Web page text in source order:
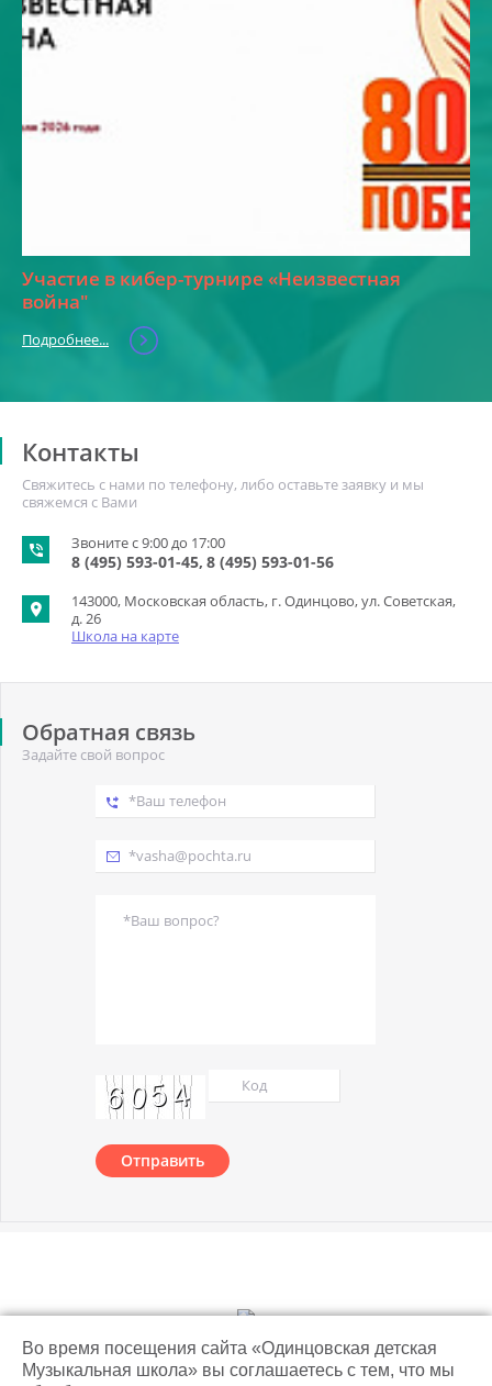
Участие в кибер-турнире «Неизвестная
война"
Подробнее...
Контакты
Свяжитесь с нами по телефону, либо оставьте заявку и мы
свяжемся с Вами
Звоните с 9:00 до 17:00
8 (495) 593-01-45 8 (495) 593-01-56
143000, Московская область, г. Одинцово, ул. Советская,
д. 26
Школа на карте
Обратная связь
Задайте свой вопрос
Отправить
© 2018 Одинцовская детская музыкальная школа
Во время посещения сайта «Одинцовская детская
Музыкальная школа» вы соглашаетесь с тем, что мы